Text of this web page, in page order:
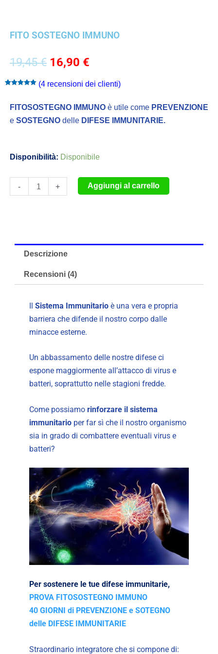
FITO SOSTEGNO IMMUNO
19,45€ Il
originale
era:
19,45 €.
16,90 €
attuale
è:
16,90 €.
recensioni
(4recensioni dei clienti)
FITOSOSTEGNO IMMUNO è utile come PREVENZIONE
e SOSTEGNO delle DIFESE IMMUNITARIE.
Disponibilità: Disponibile
-
FITO
IMMUNO
quantità
+ Aggiungi al carrello
Descrizione
Recensioni (4)
Il Sistema Immunitario è una vera e propria
barriera che difende il nostro corpo dalle
minacce esterne.
Un abbassamento delle nostre difese ci
espone maggiormente all’attacco di virus e
batteri, soprattutto nelle stagioni fredde.
Come possiamo rinforzare il sistema
immunitario per far sì che il nostro organismo
sia in grado di combattere eventuali virus e
batteri?
Per sostenere le tue difese immunitarie,
PROVA FITOSOSTEGNO IMMUNO
40 GIORNI di PREVENZIONE e SOTEGNO
delle DIFESE IMMUNITARIE
Straordinario integratore che si compone di: